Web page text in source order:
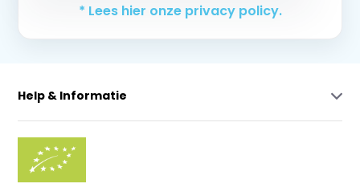
* Lees hier onze privacy policy.
Help & Informatie